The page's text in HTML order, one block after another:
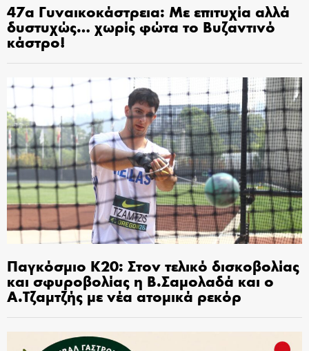
47α Γυναικοκάστρεια: Με επιτυχία αλλά
δυστυχώς… χωρίς φώτα το Βυζαντινό
κάστρο!
Παγκόσμιο Κ20: Στον τελικό δισκοβολίας
και σφυροβολίας η Β.Σαμολαδά και ο
Α.Τζαμτζής με νέα ατομικά ρεκόρ